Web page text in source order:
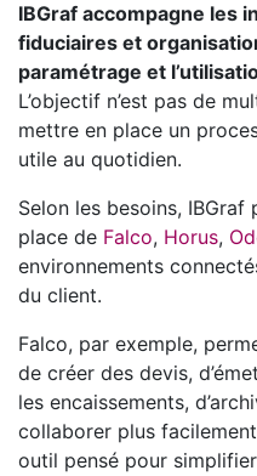
IBGraf accompagne les
fiduciaires et
paramétrage et
L’objectif n’est pas de
mettre en place un
utile au quotidien.
Selon les besoins,
place de Falco, Horus,
environnements
du client.
Falco, par exemple,
de créer des devis,
les encaissements,
collaborer plus
outil pensé pour